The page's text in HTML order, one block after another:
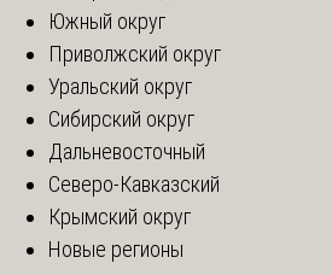
Южный округ
Приволжский округ
Уральский округ
Сибирский округ
Дальневосточный
Северо-Кавказский
Крымский округ
Новые регионы